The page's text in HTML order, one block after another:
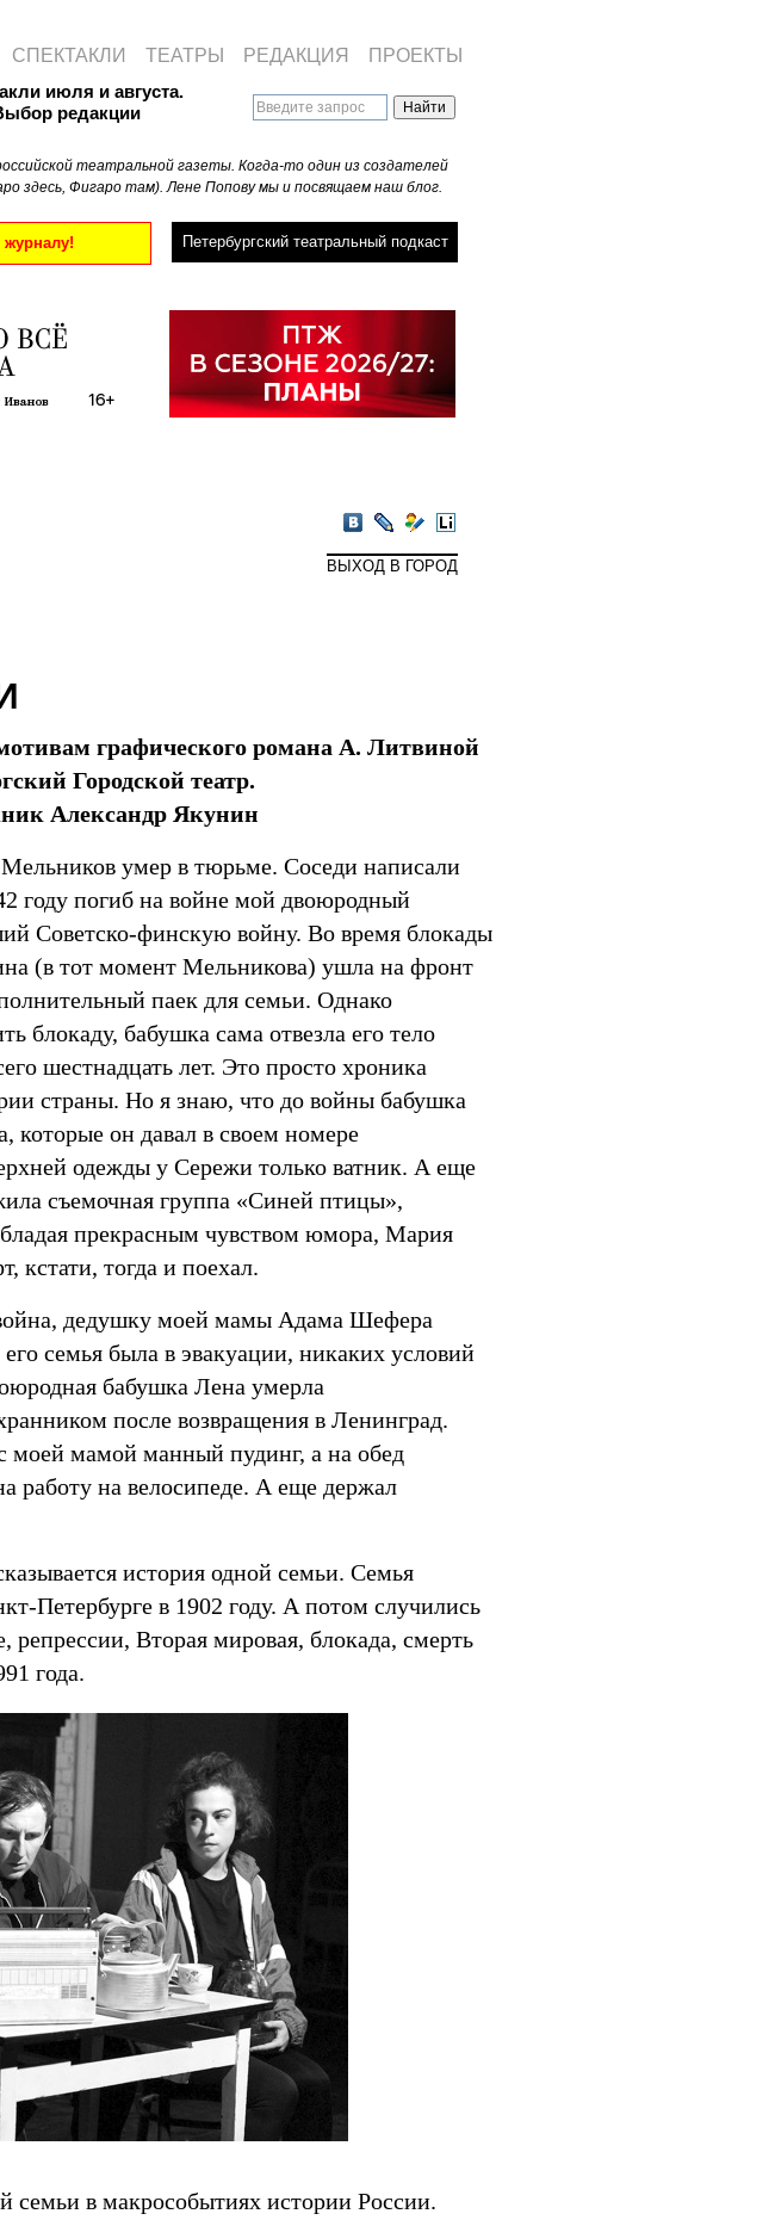
театральной газеты. Когда-то один из создателей
здесь, Фигаро там). Лене Попову мы и посвящаем наш блог.
июля и августа.
редакции
Петербургский театральный подкаст
СПЕКТАКЛИ ТЕАТРЫ РЕДАКЦИЯ ПРОЕКТЫ
VKontakte
LiveJournal
Мой
LiveInternet
ВЫХОД В ГОРОД
графического романа А. Литвиной
Городской театр.
Александр Якунин
умер в тюрьме. Соседи написали
году погиб на войне мой двоюродный
Советско-финскую войну. Во время блокады
(в тот момент Мельникова) ушла на фронт
паек для семьи. Однако
блокаду, бабушка сама отвезла его тело
шестнадцать лет. Это просто хроника
страны. Но я знаю, что до войны бабушка
которые он давал в своем номере
одежды у Сережи только ватник. А еще
съемочная группа «Синей птицы»,
прекрасным чувством юмора, Мария
кстати, тогда и поехал.
дедушку моей мамы Адама Шефера
семья была в эвакуации, никаких условий
бабушка Лена умерла
после возвращения в Ленинград.
моей мамой манный пудинг, а на обед
работу на велосипеде. А еще держал
история одной семьи. Семья
Петербурге в 1902 году. А потом случились
Вторая мировая, блокада, смерть
года.
семьи в макрособытиях истории России.